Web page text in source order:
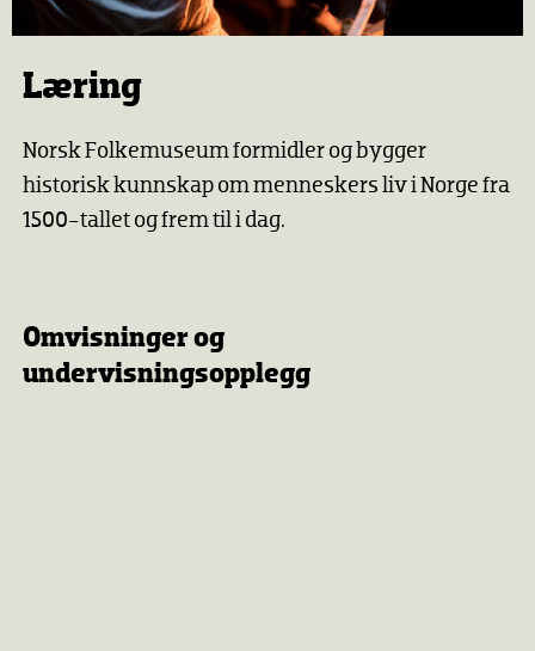
Læring
Norsk Folkemuseum formidler og bygger
historisk kunnskap om menneskers liv i Norge fra
1500-tallet og frem til i dag.
Omvisninger og
undervisningsopplegg